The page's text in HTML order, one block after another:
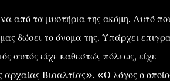
από τα μυστήρια της ακόμη. Αυτό
δώσει το όνομα της. Υπάρχει
αυτός είχε καθεστώς πόλεως, είχε
αρχαίας Βισαλτίας». «Ο λόγος ο